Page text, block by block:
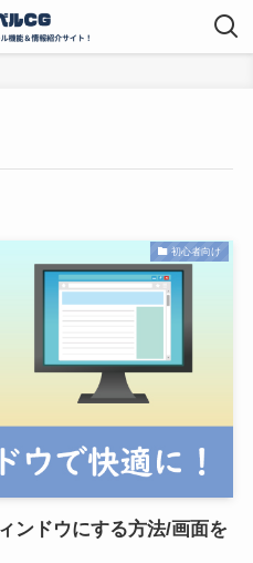
初心者向け
ンドウにする方法/画面を